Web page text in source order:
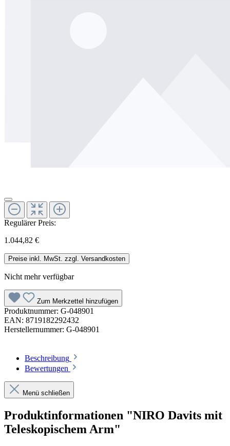
Regulärer Preis:
1.044,82 €
Preise inkl. MwSt. zzgl. Versandkosten
Nicht mehr verfügbar
Zum Merkzettel hinzufügen
Produktnummer: G-048901
EAN: 8719182292432
Herstellernummer: G-048901
Beschreibung
Bewertungen
Menü schließen
Produktinformationen "NIRO Davits mit
Teleskopischem Arm"